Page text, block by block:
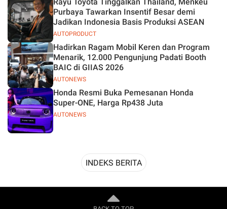
AUTOPRODUCT
Purbaya Tawarkan Insentif Besar demi
Jadikan Indonesia Basis Produksi ASEAN
AUTONEWS
Hadirkan Ragam Mobil Keren dan Program
Menarik, 12.000 Pengunjung Padati Booth
BAIC di GIIAS 2026
AUTONEWS
Honda Resmi Buka Pemesanan Honda
Super-ONE, Harga Rp438 Juta
INDEKS BERITA